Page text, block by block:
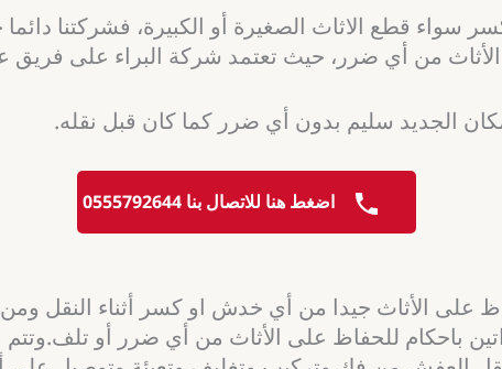
سواء قطع الاثاث الصغيرة أو الكبيرة، فشركتنا
الأثاث من أي ضرر، حيث تعتمد شركة البراء على
الجديد سليم بدون أي ضرر كما كان قبل نقله.
اضغط هنا للاتصال بنا 0555792644
الأثاث جيدا من أي خدش او كسر أثناء النقل ومن
باحكام للحفاظ على الأثاث من أي ضرر أو تلف.وتتم